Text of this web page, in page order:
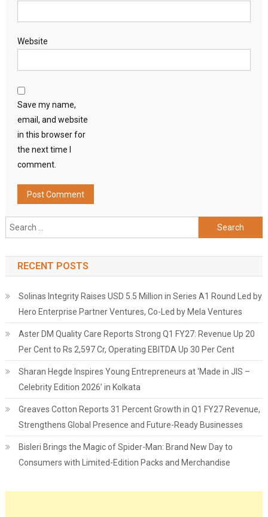
Website
Save my name,
email, and website
in this browser for
the next time I
comment.
Search
for:
RECENT POSTS
Solinas Integrity Raises USD 5.5 Million in Series A1 Round Led by
Hero Enterprise Partner Ventures, Co-Led by Mela Ventures
Aster DM Quality Care Reports Strong Q1 FY27: Revenue Up 20
Per Cent to Rs 2,597 Cr, Operating EBITDA Up 30 Per Cent
Sharan Hegde Inspires Young Entrepreneurs at ‘Made in JIS –
Celebrity Edition 2026’ in Kolkata
Greaves Cotton Reports 31 Percent Growth in Q1 FY27 Revenue,
Strengthens Global Presence and Future-Ready Businesses
Bisleri Brings the Magic of Spider-Man: Brand New Day to
Consumers with Limited-Edition Packs and Merchandise